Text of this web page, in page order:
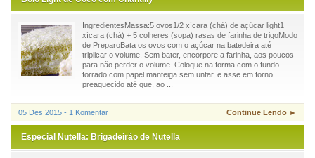
IngredientesMassa:5 ovos1/2 xícara (chá) de açúcar light1
xícara (chá) + 5 colheres (sopa) rasas de farinha de trigoModo
de PreparoBata os ovos com o açúcar na batedeira até
triplicar o volume. Sem bater, encorpore a farinha, aos poucos
para não perder o volume. Coloque na forma com o fundo
forrado com papel manteiga sem untar, e asse em forno
preaquecido até que, ao ...
05 Des 2015 - 1 Komentar Continue Lendo ►
Especial Nutella: Brigadeirão de Nutella